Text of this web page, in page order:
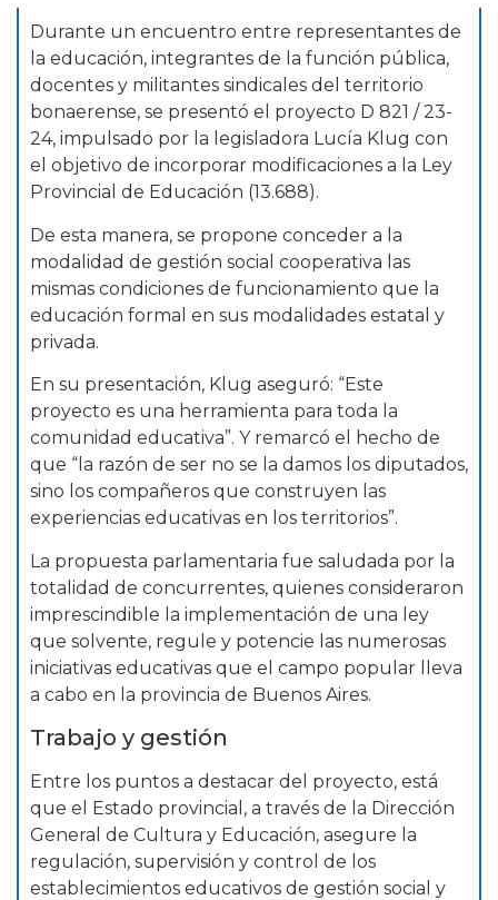
Durante un encuentro entre representantes de
la educación, integrantes de la función pública,
docentes y militantes sindicales del territorio
bonaerense, se presentó el proyecto D 821 / 23-
24, impulsado por la legisladora Lucía Klug con
el objetivo de incorporar modificaciones a la Ley
Provincial de Educación (13.688).
De esta manera, se propone conceder a la
modalidad de gestión social cooperativa las
mismas condiciones de funcionamiento que la
educación formal en sus modalidades estatal y
privada.
En su presentación, Klug aseguró: “Este
proyecto es una herramienta para toda la
comunidad educativa”. Y remarcó el hecho de
que “la razón de ser no se la damos los diputados,
sino los compañeros que construyen las
experiencias educativas en los territorios”.
La propuesta parlamentaria fue saludada por la
totalidad de concurrentes, quienes consideraron
imprescindible la implementación de una ley
que solvente, regule y potencie las numerosas
iniciativas educativas que el campo popular lleva
a cabo en la provincia de Buenos Aires.
Trabajo y gestión
Entre los puntos a destacar del proyecto, está
que el Estado provincial, a través de la Dirección
General de Cultura y Educación, asegure la
regulación, supervisión y control de los
establecimientos educativos de gestión social y